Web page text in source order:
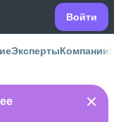
Войти
ЭкспертыКомпании